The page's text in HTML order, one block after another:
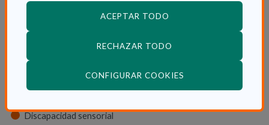
ACEPTAR TODO
RECHAZAR TODO
CONFIGURAR COOKIES
Tipos de discapacidad
Discapacidad física
Discapacidad psíquica
Discapacidad orgánica
Discapacidad sensorial